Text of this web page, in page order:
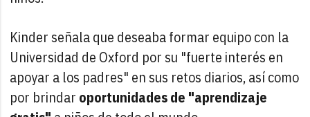
Kinder señala que deseaba formar equipo con la
Universidad de Oxford por su "fuerte interés en
apoyar a los padres" en sus retos diarios, así como
por brindar oportunidades de "aprendizaje